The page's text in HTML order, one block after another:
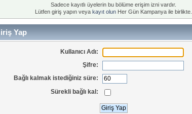
Sadece kayıtlı üyelerin bu bölüme erişim izni vardır.
Lütfen giriş yapın veya kayıt olun Her Gün Kampanya ile birlikte.
Yap
Kullanıcı Adı:
Şifre:
Bağlı kalmak istediğiniz süre:
Sürekli bağlı kal: